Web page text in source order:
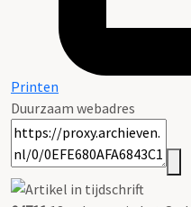
Printen
Duurzaam webadres